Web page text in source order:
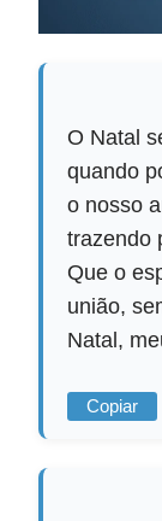
O Natal
quando
o nosso
trazendo
Que o
união,
Natal,
Copiar